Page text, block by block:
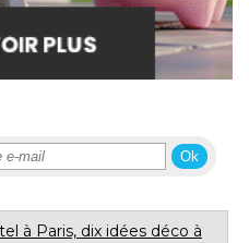
Ok
à Paris, dix idées déco à